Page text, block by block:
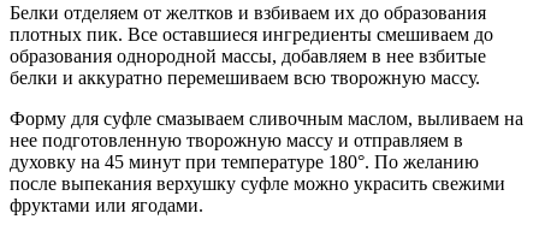
Белки отделяем от желтков и взбиваем их до образования
плотных пик. Все оставшиеся ингредиенты смешиваем до
образования однородной массы, добавляем в нее взбитые
белки и аккуратно перемешиваем всю творожную массу.
Форму для суфле смазываем сливочным маслом, выливаем на
нее подготовленную творожную массу и отправляем в
духовку на 45 минут при температуре 180°. По желанию
после выпекания верхушку суфле можно украсить свежими
фруктами или ягодами.